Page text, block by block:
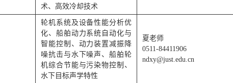
术、高效冷却技术
轮机系统及设备性能分析优
化、船舶动力系统自动化与
智能控制、动力装置减振降
噪抗击与水下噪声、船舶轮
机综合节能与污染物控制、
水下目标声学特性
夏老师
0511-84411906
ndxy@just.edu.cn